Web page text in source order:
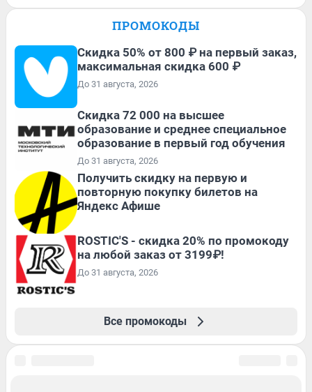
ПРОМОКОДЫ
Скидка 50% от 800 ₽ на первый заказ,
максимальная скидка 600 ₽
До 31 августа, 2026
Скидка 72 000 на высшее
образование и среднее специальное
образование в первый год обучения
До 31 августа, 2026
Получить скидку на первую и
повторную покупку билетов на
Яндекс Афише
ROSTIC'S - скидка 20% по промокоду
на любой заказ от 3199₽!
До 31 августа, 2026
Все промокоды